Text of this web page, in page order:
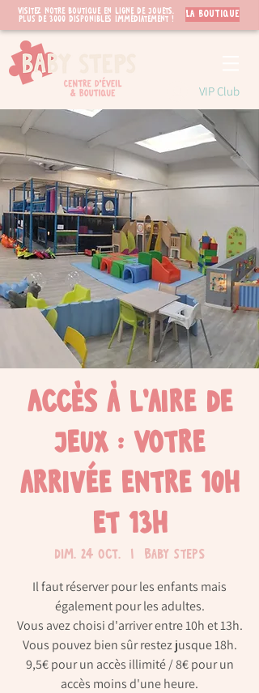
Visitez notre boutique en ligne de jouets.
PLUS de 3000 disponibles immédiatement !
LA BOUTIQUE
VIP Club
Accès à l'aire de
jeux : Votre
arrivée entre 10h
et 13h
dim. 24 oct.
  |
Baby Steps
Il faut réserver pour les enfants mais
également pour les adultes.
Vous avez choisi d'arriver entre 10h et 13h.
Vous pouvez bien sûr restez jusque 18h.
9,5€ pour un accès illimité / 8€ pour un
accès moins d'une heure.